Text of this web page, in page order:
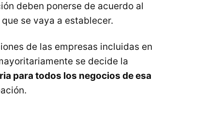
deben ponerse de acuerdo al
se vaya a establecer.
de las empresas incluidas en
se decide la
para todos los negocios de esa